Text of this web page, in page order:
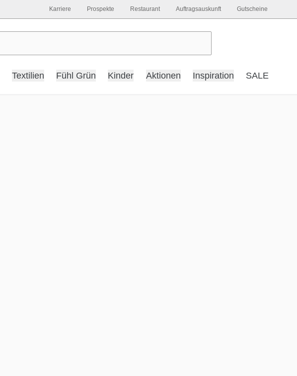
Textilien Fühl Grün Kinder Aktionen Inspiration SALE
Karriere Prospekte Restaurant Auftragsauskunft Gutscheine